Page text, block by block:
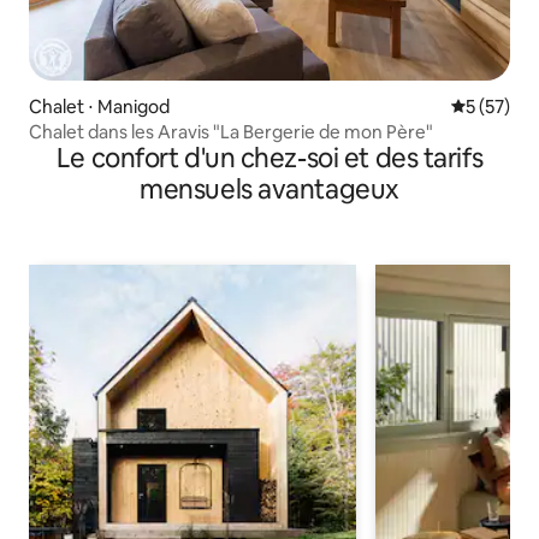
Chalet ⋅ Manigod
5 (57)
Chalet dans les Aravis "La Bergerie de mon Père"
Le confort d'un chez-soi et des tarifs
mensuels avantageux